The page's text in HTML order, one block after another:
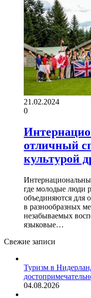
21.02.2024
0
отличный
культурой
где молодые люди
объединяются для
в разнообразных
незабываемых
языковые…
Свежие записи
Туризм в
04.08.2026